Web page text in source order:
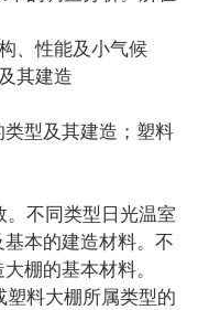
性能及小气候
其建造
型及其建造；塑料
不同类型日光温室
本的建造材料。不
棚的基本材料。
料大棚所属类型的